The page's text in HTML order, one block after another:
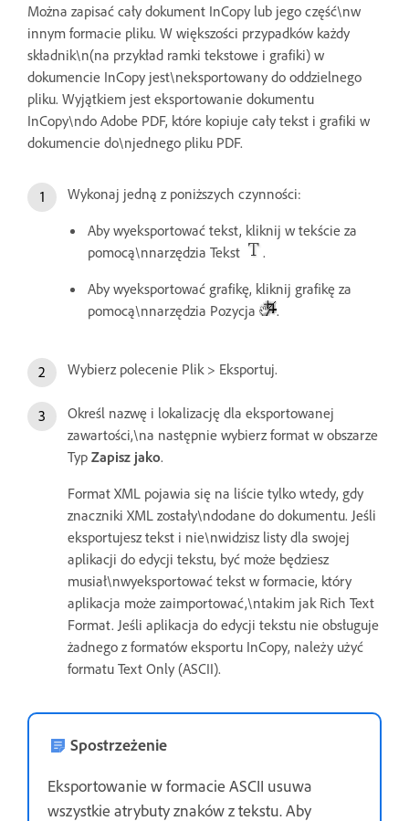
Można zapisać cały dokument InCopy lub jego część\nw
innym formacie pliku. W większości przypadków każdy
składnik\n(na przykład ramki tekstowe i grafiki) w
dokumencie InCopy jest\neksportowany do oddzielnego
pliku. Wyjątkiem jest eksportowanie dokumentu
InCopy\ndo Adobe PDF, które kopiuje cały tekst i grafiki w
dokumencie do\njednego pliku PDF.
Wykonaj jedną z poniższych czynności:
Aby wyeksportować tekst, kliknij w tekście za
pomocą\nnarzędzia Tekst
.
Aby wyeksportować grafikę, kliknij grafikę za
pomocą\nnarzędzia Pozycja
.
Wybierz polecenie Plik > Eksportuj.
Określ nazwę i lokalizację dla eksportowanej
zawartości,\na następnie wybierz format w obszarze
Typ Zapisz jako.
Format XML pojawia się na liście tylko wtedy, gdy
znaczniki XML zostały\ndodane do dokumentu. Jeśli
eksportujesz tekst i nie\nwidzisz listy dla swojej
aplikacji do edycji tekstu, być może będziesz
musiał\nwyeksportować tekst w formacie, który
aplikacja może zaimportować,\ntakim jak Rich Text
Format. Jeśli aplikacja do edycji tekstu nie obsługuje
żadnego z formatów eksportu InCopy, należy użyć
formatu Text Only (ASCII).
Spostrzeżenie
Eksportowanie w formacie ASCII usuwa
wszystkie atrybuty znaków z tekstu. Aby